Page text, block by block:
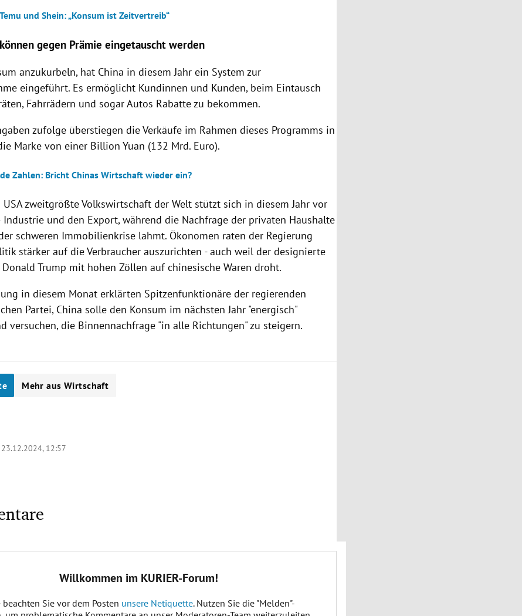
und Shein: „Konsum ist Zeitvertreib“
gegen Prämie eingetauscht werden
anzukurbeln, hat China in diesem Jahr ein System zur
eingeführt. Es ermöglicht Kundinnen und Kunden, beim Eintausch
Fahrrädern und sogar Autos Rabatte zu bekommen.
zufolge überstiegen die Verkäufe im Rahmen dieses Programms in
Marke von einer Billion Yuan (132 Mrd. Euro).
Zahlen: Bricht Chinas Wirtschaft wieder ein?
USA zweitgrößte Volkswirtschaft der Welt stützt sich in diesem Jahr vor
und den Export, während die Nachfrage der privaten Haushalte
schweren Immobilienkrise lahmt. Ökonomen raten der Regierung
stärker auf die Verbraucher auszurichten - auch weil der designierte
Donald Trump mit hohen Zöllen auf chinesische Waren droht.
in diesem Monat erklärten Spitzenfunktionäre der regierenden
Partei, China solle den Konsum im nächsten Jahr "energisch"
versuchen, die Binnennachfrage "in alle Richtungen" zu steigern.
Mehr aus Wirtschaft
23.12.2024, 12:57